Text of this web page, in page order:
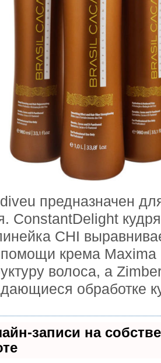
предназначен
ConstantDelight
CHI
крема Maxima
волоса, а
обработке
записи на